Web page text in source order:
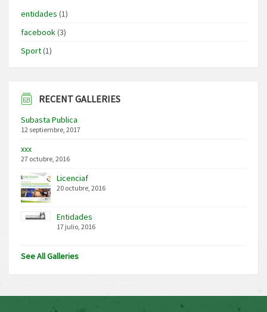
entidades (1)
facebook(3)
Sport(1)
RECENT GALLERIES
Subasta Publica
12 septiembre, 2017
xxx
27 octubre, 2016
Licenciaf
20 octubre, 2016
Entidades
17 julio, 2016
See All Galleries